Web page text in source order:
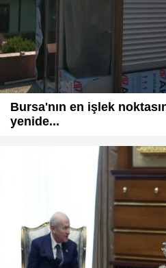
Bursa'nın en işlek
yenide...